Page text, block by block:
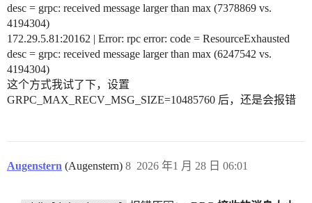
desc = grpc: received message larger than max (7378869 vs.
4194304)
172.29.5.81:20162 | Error: rpc error: code = ResourceExhausted
desc = grpc: received message larger than max (6247542 vs.
4194304)
这个方式我试了下，设置
GRPC_MAX_RECV_MSG_SIZE=10485760 后，还是会报错
Augenstern (Augenstern) 2026 年1 月 28 日 06:01
8